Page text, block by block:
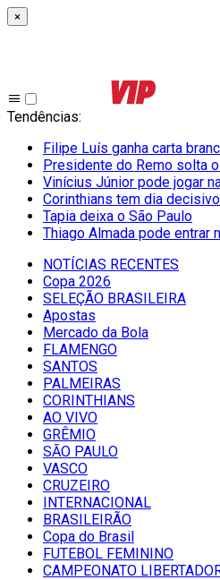
×
Tendências:
Filipe Luís ganha carta
Presidente do Remo solta o
Vinícius Júnior pode jogar
Corinthians tem dia decisivo
Tapia deixa o São Paulo
Thiago Almada pode entrar
NOTÍCIAS RECENTES
Copa 2026
SELEÇÃO BRASILEIRA
Apostas
Mercado da Bola
FLAMENGO
SANTOS
PALMEIRAS
CORINTHIANS
AO VIVO
GRÊMIO
SĀO PAULO
VASCO
CRUZEIRO
INTERNACIONAL
BRASILEIRÃO
Copa do Brasil
FUTEBOL FEMININO
CAMPEONATO